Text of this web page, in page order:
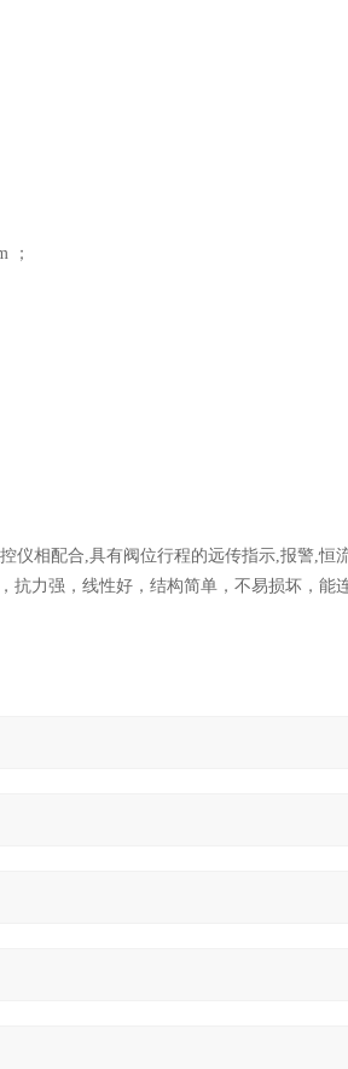
；
仪相配合,具有阀位行程的远传指示,报警,恒
力强，线性好，结构简单，不易损坏，能